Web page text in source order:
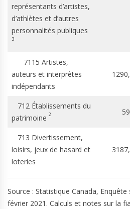
représentants d’artistes,
d’athlètes et d’autres
personnalités publiques
3
7115 Artistes,
auteurs et interprètes
indépendants
712 Établissements du
patrimoine 2
713 Divertissement,
loisirs, jeux de hasard et
loteries
Source : Statistique Canada,
février 2021. Calculs et notes sur la